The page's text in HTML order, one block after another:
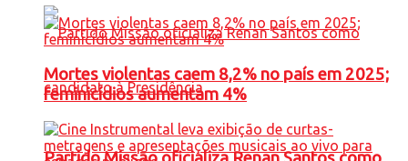
Mortes violentas caem 8,2% no país em 2025;
feminicídios aumentam 4%